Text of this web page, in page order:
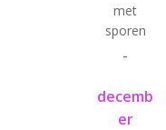
met
sporen
-
decemb
er